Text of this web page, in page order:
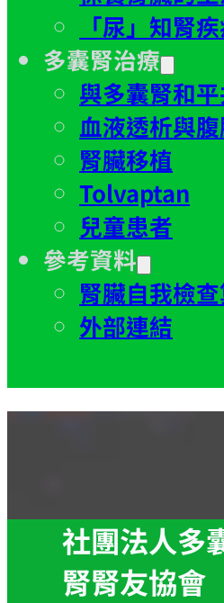
「尿」知腎
多囊腎治療
與多囊腎和
血液透析與
腎臟移植
Tolvaptan
兒童患者
參考資料
腎臟自我檢
外部連結
社團法人多
腎腎友協會